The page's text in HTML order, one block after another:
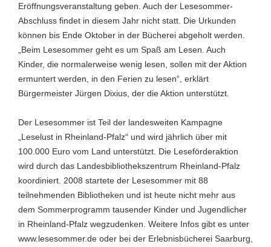
Eröffnungsveranstaltung geben. Auch der Lesesommer-
Abschluss findet in diesem Jahr nicht statt. Die Urkunden
können bis Ende Oktober in der Bücherei abgeholt werden.
„Beim Lesesommer geht es um Spaß am Lesen. Auch
Kinder, die normalerweise wenig lesen, sollen mit der Aktion
ermuntert werden, in den Ferien zu lesen“, erklärt
Bürgermeister Jürgen Dixius, der die Aktion unterstützt.
Der Lesesommer ist Teil der landesweiten Kampagne
„Leselust in Rheinland-Pfalz“ und wird jährlich über mit
100.000 Euro vom Land unterstützt. Die Leseförderaktion
wird durch das Landesbibliothekszentrum Rheinland-Pfalz
koordiniert. 2008 startete der Lesesommer mit 88
teilnehmenden Bibliotheken und ist heute nicht mehr aus
dem Sommerprogramm tausender Kinder und Jugendlicher
in Rheinland-Pfalz wegzudenken. Weitere Infos gibt es unter
www.lesesommer.de oder bei der Erlebnisbücherei Saarburg,